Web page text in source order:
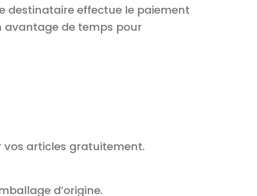
destinataire effectue le paiement
avantage de temps pour
vos articles gratuitement.
d’origine.